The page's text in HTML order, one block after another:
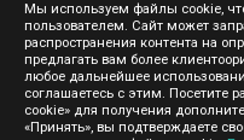
правила
AvizInfo.uz. На некоторых
реклама Google Adsense
подробней о правилах
Мы используем файлы cookie,
пользователем. Сайт может
распространения контента на
предлагать вам более
любое дальнейшее
соглашаетесь с этим. Посетите
cookie» для получения
«Принять», вы подтверждаете